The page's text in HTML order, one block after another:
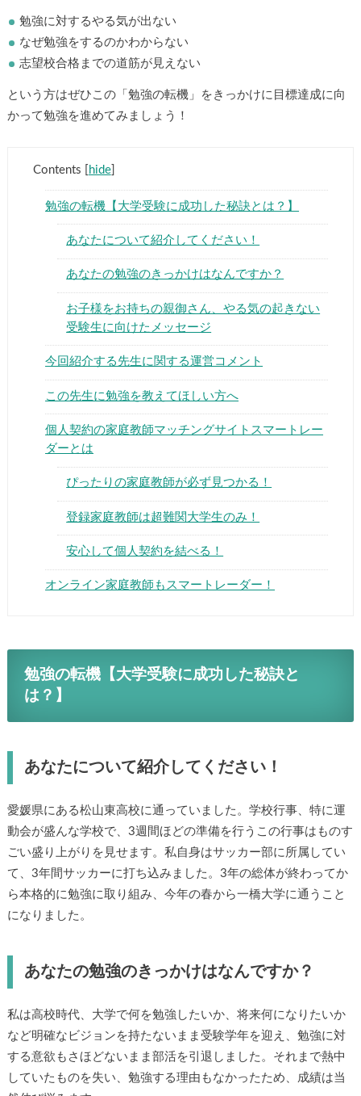
勉強に対するやる気が出ない
なぜ勉強をするのかわからない
志望校合格までの道筋が見えない
という方はぜひこの「勉強の転機」をきっかけに目標達成に向
かって勉強を進めてみましょう！
Contents hide]
勉強の転機【大学受験に成功した秘訣とは？】
あなたについて紹介してください！
あなたの勉強のきっかけはなんですか？
お子様をお持ちの親御さん、やる気の起きない
受験生に向けたメッセージ
今回紹介する先生に関する運営コメント
この先生に勉強を教えてほしい方へ
個人契約の家庭教師マッチングサイトスマートレー
ダーとは
ぴったりの家庭教師が必ず見つかる！
登録家庭教師は超難関大学生のみ！
安心して個人契約を結べる！
オンライン家庭教師もスマートレーダー！
勉強の転機【大学受験に成功した秘訣と
は？】
あなたについて紹介してください！
愛媛県にある松山東高校に通っていました。学校行事、特に運
動会が盛んな学校で、3週間ほどの準備を行うこの行事はものす
ごい盛り上がりを見せます。私自身はサッカー部に所属してい
て、3年間サッカーに打ち込みました。3年の総体が終わってか
ら本格的に勉強に取り組み、今年の春から一橋大学に通うこと
になりました。
あなたの勉強のきっかけはなんですか？
私は高校時代、大学で何を勉強したいか、将来何になりたいか
など明確なビジョンを持たないまま受験学年を迎え、勉強に対
する意欲もさほどないまま部活を引退しました。それまで熱中
していたものを失い、勉強する理由もなかったため、成績は当